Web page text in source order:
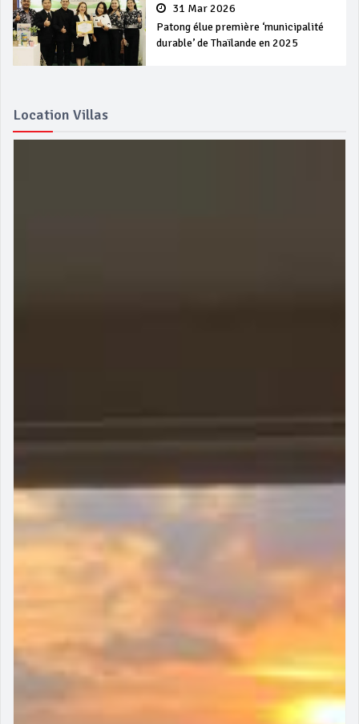
31 Mar 2026
Patong élue première ‘municipalité
durable’ de Thaïlande en 2025
Location Villas